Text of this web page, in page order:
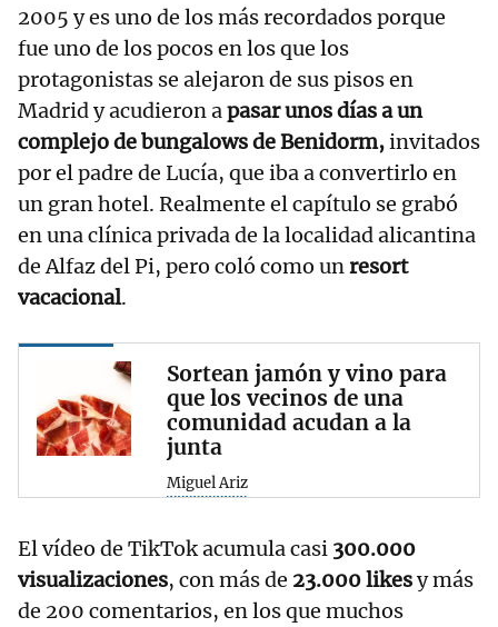
2005 y es uno de los más recordados porque
fue uno de los pocos en los que los
protagonistas se alejaron de sus pisos en
Madrid y acudieron apasar unos días a un
complejo de bungalows de Benidorm,invitados
por el padre de Lucía, que iba a convertirlo en
un gran hotel. Realmente el capítulo se grabó
en una clínica privada de la localidad alicantina
de Alfaz del Pi, pero coló como unresort
vacacional.
Sortean jamón y vino para
que los vecinos de una
comunidad acudan a la
junta
Miguel Ariz
El vídeo de TikTok acumula casi 300.000
visualizaciones, con más de 23.000 likesy más
de 200 comentarios, en los que muchos